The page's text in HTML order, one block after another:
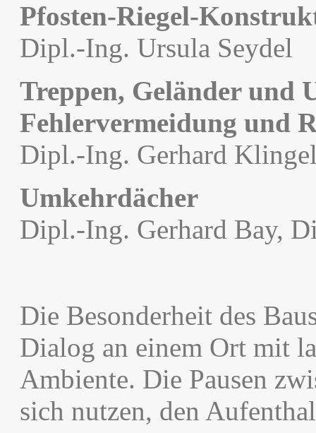
Pfosten-Riegel-
Dipl.-Ing. Ursula Seydel
Treppen, Geländer und
Fehlervermeidung und
Dipl.-Ing. Gerhard
Umkehrdächer
Dipl.-Ing. Gerhard Bay,
Die Besonderheit des
Dialog an einem Ort mit
Ambiente. Die Pausen
sich nutzen, den